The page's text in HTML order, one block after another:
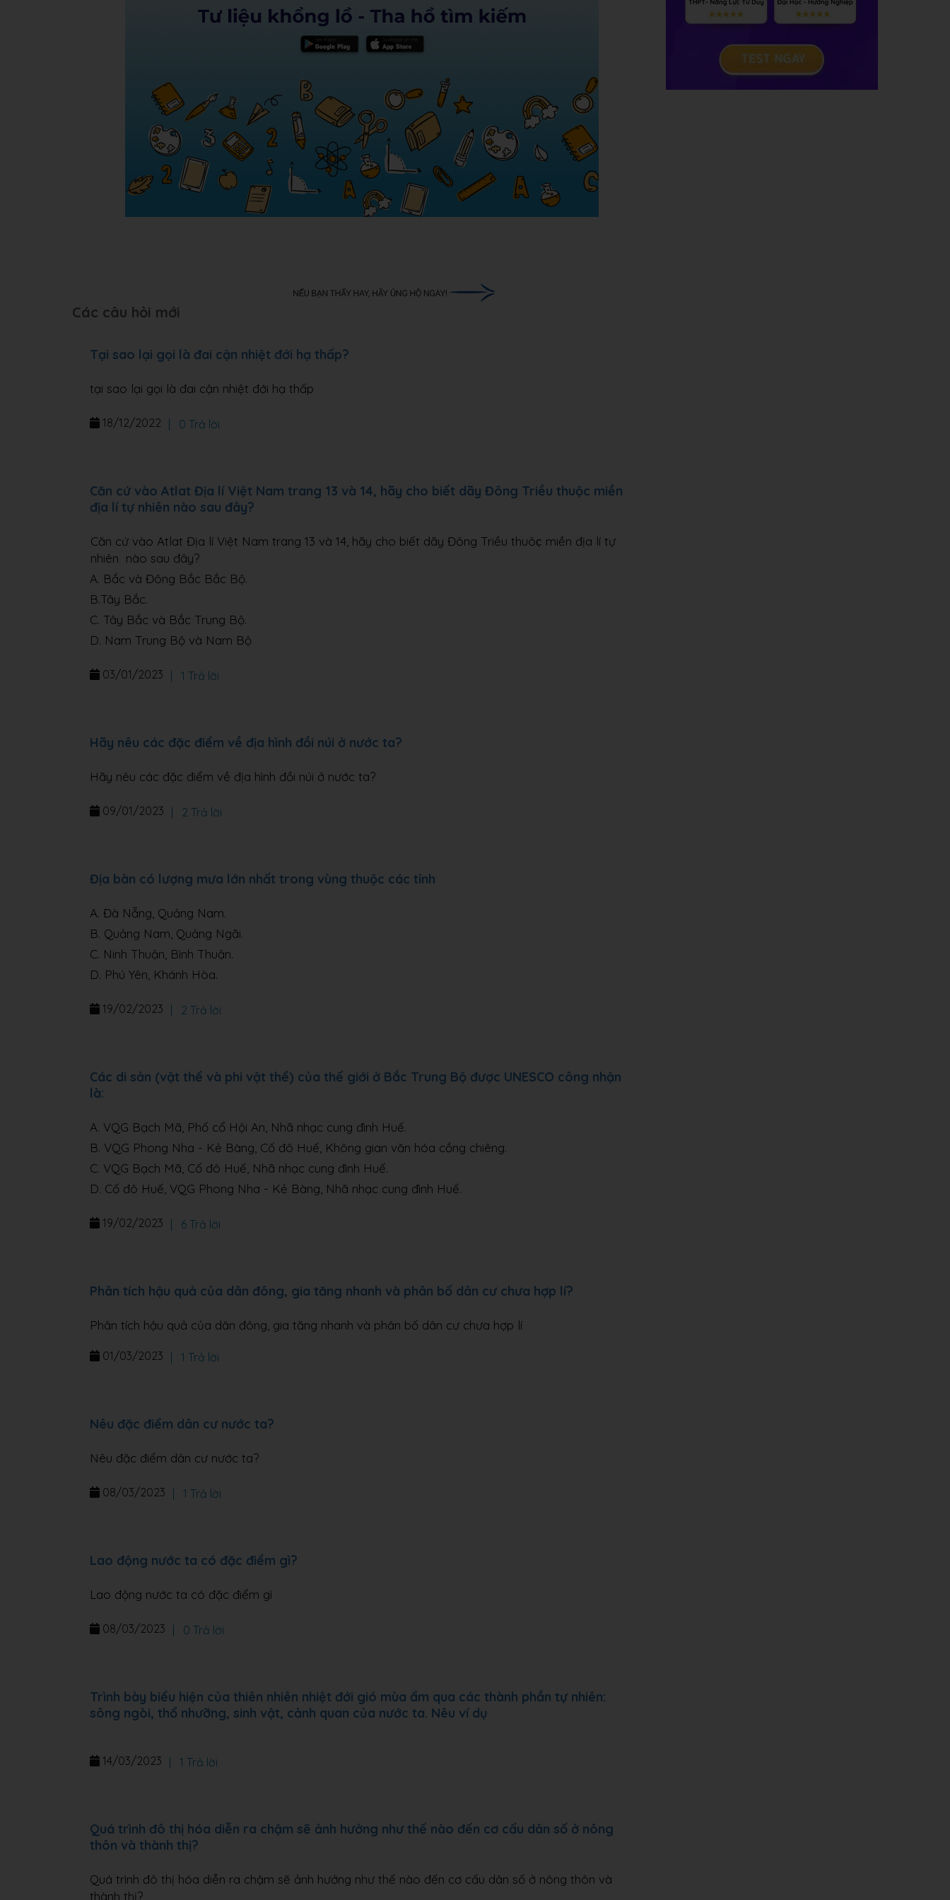
Các câu hỏi mới
Tại sao lại gọi là đai cận nhiệt đới hạ thấp?
tại sao lại gọi là đai cận nhiệt đới hạ thấp
18/12/2022 0 Trả lời
Căn cứ vào Atlat Địa lí Việt Nam trang 13 và 14, hãy cho biết dãy Đông Triều thuộc miền
địa lí tự nhiên nào sau đây?
Căn cứ vào Atlat Địa lí Việt Nam trang 13 và 14, hãy cho biết dãy Đông Triều thuôc̣ miền địa lí tự
nhiên nào sau đây?
A. Bắc và Đông Bắc Bắc Bộ.
B.Tây Bắc.
C. Tây Bắc và Bắc Trung Bộ.
D. Nam Trung Bộ và Nam Bộ
03/01/2023 1 Trả lời
Hãy nêu các đặc điểm về địa hình đồi núi ở nước ta?
Hãy nêu các đặc điểm về địa hình đồi núi ở nước ta?
09/01/2023 2 Trả lời
Địa bàn có lượng mưa lớn nhất trong vùng thuộc các tỉnh
A. Đà Nẵng, Quảng Nam.
B. Quảng Nam, Quảng Ngãi.
C. Ninh Thuận, Bình Thuận.
D. Phú Yên, Khánh Hòa.
19/02/2023 2 Trả lời
Các di sản (vật thể và phi vật thể) của thế giới ở Bắc Trung Bộ được UNESCO công nhận
là:
A. VQG Bạch Mã, Phố cổ Hội An, Nhã nhạc cung đình Huế.
B. VQG Phong Nha - Kẻ Bàng, Cố đô Huế, Không gian văn hóa cồng chiêng.
C. VQG Bạch Mã, Cố đô Huế, Nhã nhạc cung đình Huế.
D. Cố đô Huế, VQG Phong Nha - Kẻ Bàng, Nhã nhạc cung đình Huế.
19/02/2023 6 Trả lời
Phân tích hậu quả của dân đông, gia tăng nhanh và phân bố dân cư chưa hợp lí?
Phân tích hậu quả của dân đông, gia tăng nhanh và phân bố dân cư chưa hợp lí
01/03/2023 1 Trả lời
Nêu đặc điểm dân cư nước ta?
Nêu đặc điểm dân cư nước ta?
08/03/2023 1 Trả lời
Lao động nước ta có đặc điểm gì?
Lao động nước ta có đặc điểm gì
08/03/2023 0 Trả lời
Trình bày biểu hiện của thiên nhiên nhiệt đới gió mùa ẩm qua các thành phần tự nhiên:
sông ngòi, thổ nhưỡng, sinh vật, cảnh quan của nước ta. Nêu ví dụ
14/03/2023 1 Trả lời
Quá trình đô thị hóa diễn ra chậm sẽ ảnh hưởng như thế nào đến cơ cấu dân số ở nông
thôn và thành thị?
Quá trình đô thị hóa diễn ra chậm sẽ ảnh hưởng như thế nào đến cơ cấu dân số ở nông thôn và
thành thị?